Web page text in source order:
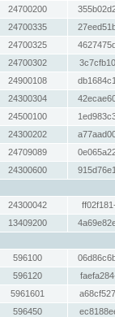
24700200
24700335
24700325
24700302
24900108
24300304
24500100
24300202
24709089
24300600
24300042
13409200
596100
596120
5961601
596450